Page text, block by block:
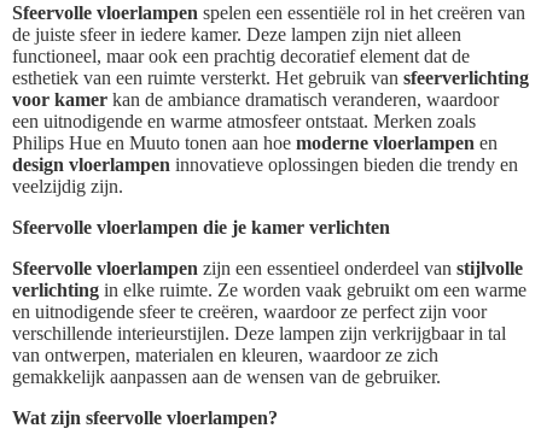
Sfeervolle vloerlampen spelen een essentiële rol in het creëren van
de juiste sfeer in iedere kamer. Deze lampen zijn niet alleen
functioneel, maar ook een prachtig decoratief element dat de
esthetiek van een ruimte versterkt. Het gebruik van sfeerverlichting
voor kamer kan de ambiance dramatisch veranderen, waardoor
een uitnodigende en warme atmosfeer ontstaat. Merken zoals
Philips Hue en Muuto tonen aan hoe moderne vloerlampen en
design vloerlampen innovatieve oplossingen bieden die trendy en
veelzijdig zijn.
Sfeervolle vloerlampen die je kamer verlichten
Sfeervolle vloerlampen zijn een essentieel onderdeel van stijlvolle
verlichting in elke ruimte. Ze worden vaak gebruikt om een warme
en uitnodigende sfeer te creëren, waardoor ze perfect zijn voor
verschillende interieurstijlen. Deze lampen zijn verkrijgbaar in tal
van ontwerpen, materialen en kleuren, waardoor ze zich
gemakkelijk aanpassen aan de wensen van de gebruiker.
Wat zijn sfeervolle vloerlampen?